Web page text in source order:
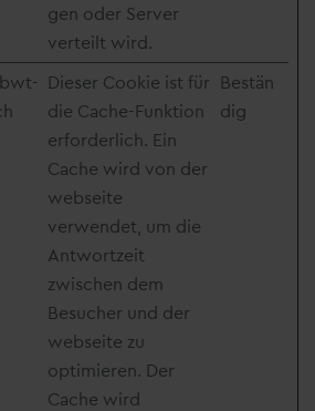
gen oder Server
verteilt wird.
Dieser Cookie ist für
die Cache-Funktion
erforderlich. Ein
Cache wird von der
webseite
verwendet, um die
Antwortzeit
zwischen dem
Besucher und der
webseite zu
optimieren. Der
Cache wird
Bestän
dig